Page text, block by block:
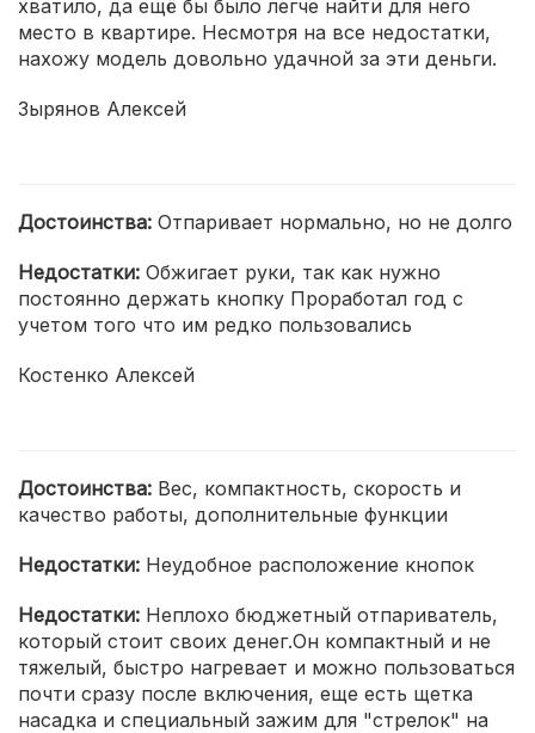
хватило, да ещё бы было легче найти для него
место в квартире. Несмотря на все недостатки,
нахожу модель довольно удачной за эти деньги.
Зырянов Алексей
Достоинства: Отпаривает нормально, но не долго
Недостатки: Обжигает руки, так как нужно
постоянно держать кнопку Проработал год с
учетом того что им редко пользовались
Костенко Алексей
Достоинства: Вес, компактность, скорость и
качество работы, дополнительные функции
Недостатки: Неудобное расположение кнопок
Недостатки: Неплохо бюджетный отпариватель,
который стоит своих денег.Он компактный и не
тяжелый, быстро нагревает и можно пользоваться
почти сразу после включения, еще есть щетка
насадка и специальный зажим для "стрелок" на